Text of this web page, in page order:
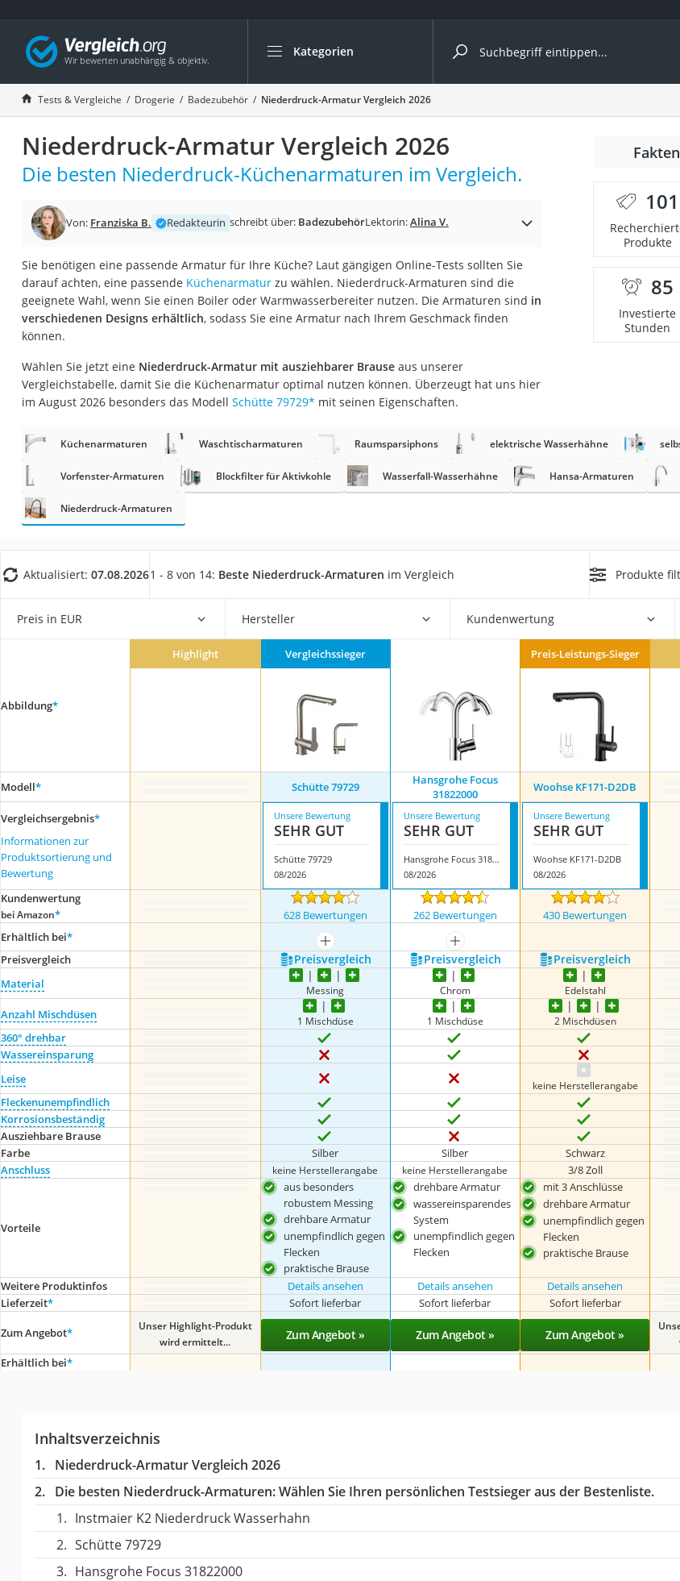
Kategorien
Die beliebtesten Vergleiche nach Kategorie
Drogerie
Inhalator
Haarschneider
Rollator
Katzenklappe (Chip)
Masturbator
Massagepistole
Epilierer
Eiweißpulver
Magnesiumpräparat
Nackenmassagegerät
Zeckenschutz Katze
Mineralfutter Pferd
Tests & Vergleiche Drogerie Badezubehör Niederdruck-Armatur Vergleich 2026
Niederdruck-Armatur Vergleich 2026
Die besten Niederdruck-Küchenarmaturen im Vergleich.
Von: Franziska B. Redakteurin schreibt über: BadezubehörLektorin:Alina V.
Sie benötigen eine passende Armatur für Ihre Küche? Laut gängigen Online-Tests sollten Sie
darauf achten, eine passende Küchenarmaturzu wählen. Niederdruck-Armaturen sind die
geeignete Wahl, wenn Sie einen Boiler oder Warmwasserbereiter nutzen. Die Armaturen sind in
verschiedenen Designs erhältlich, sodass Sie eine Armatur nach Ihrem Geschmack finden
können.
Wählen Sie jetzt eine Niederdruck-Armatur mit ausziehbarer Brauseaus unserer
Vergleichstabelle, damit Sie die Küchenarmatur optimal nutzen können. Überzeugt hat uns hier
im August 2026 besonders das Modell Schütte 79729* mit seinen Eigenschaften.
101
Produkte
85
Investierte
Stunden
Küchenarmaturen Waschtischarmaturen Raumsparsiphons elektrische Wasserhähne
Vorfenster-Armaturen Blockfilter für Aktivkohle Wasserfall-Wasserhähne Hansa-Armaturen
Niederdruck-Armaturen
Aktualisiert: 07.08.20261 - 8 von 14: Beste Niederdruck-Armaturen im Vergleich Produkte
Preis in EUR Hersteller Kundenwertung
Abbildung*
Highlight Vergleichssieger Preis-Leistungs-Sieger
Modell* Schütte 79729
Hansgrohe Focus
31822000
Woohse KF171-D2DB
Vergleichsergebnis*
Informationen zur
Produktsortierung und
Bewertung
Unsere Bewertung
SEHR GUT
Schütte 79729
08/2026
Unsere Bewertung
SEHR GUT
Hansgrohe Focus 31822000
08/2026
Unsere Bewertung
SEHR GUT
Woohse KF171-D2DB
08/2026
Kundenwertung
bei Amazon* 628 Bewertungen 262 Bewertungen 430 Bewertungen
Erhältlich bei*
mehr anzeigen mehr anzeigen
Preis­vergleich
Preis­vergleich Preis­vergleich Preis­vergleich
Material Messing Chrom ‎Edelstahl
Anzahl Mischdüsen 1 Mischdüse 1 Mischdüse 2 Mischdüsen
360° drehbar
Wassereinsparung
Leise
keine Herstellerangabe
Fleckenunempfindlich
Korrosionsbeständig
Ausziehbare Brause
Farbe
Silber Silber Schwarz
Anschluss
keine Herstellerangabe keine Herstellerangabe 3/8 Zoll
Vorteile
aus besonders
robustem Messing
drehbare Armatur
unempfindlich gegen
Flecken
praktische Brause
drehbare Armatur
wassereinsparendes
System
unempfindlich gegen
Flecken
mit 3 Anschlüsse
drehbare Armatur
unempfindlich gegen
Flecken
praktische Brause
Weitere Produktinfos Details ansehen Details ansehen Details ansehen
Lieferzeit* Sofort lieferbar Sofort lieferbar Sofort lieferbar
Zum Angebot*
Unser Highlight-Produkt
wird ermittelt...
Zum Angebot » Zum Angebot » Zum Angebot »
Erhältlich bei*
Inhaltsverzeichnis
Niederdruck-Armatur Vergleich 2026
Die besten Niederdruck-Armaturen:Wählen Sie Ihren persönlichen Testsieger aus der Bestenliste.
Instmaier K2 Niederdruck Wasserhahn
Schütte 79729
Hansgrohe Focus 31822000